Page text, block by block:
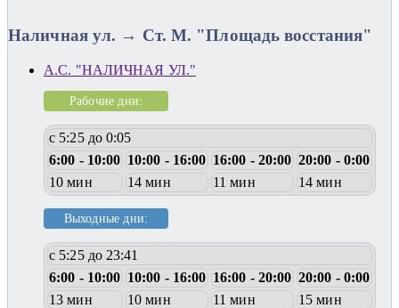
Наличная ул. → Ст. М. "Площадь восстания"
А.С. "НАЛИЧНАЯ УЛ."
Рабочие дни:
с 5:25 до 0:05
6:00 - 10:00 10:00 - 16:00 16:00 - 20:00 20:00 - 0:00
10 мин
14 мин 11 мин 14 мин
Выходные дни:
с 5:25 до 23:41
6:00 - 10:00 10:00 - 16:00 16:00 - 20:00 20:00 - 0:00
13 мин
10 мин 11 мин
15 мин